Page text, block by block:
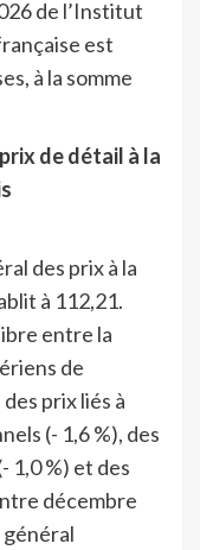
de l’Institut
est
à la somme
de détail à la
des prix à la
à 112,21.
entre la
de
prix liés à
(- 1,6 %), des
1,0 %) et des
décembre
général